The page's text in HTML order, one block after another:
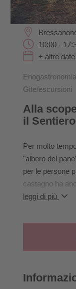
10:00 -
+ altre date
Gite/escursioni
Alla
il
Per molto
"albero del
per le persone
castagno ha
"Keschtnweg",
conosciuto ben
escursione
Castello di
leggi di più